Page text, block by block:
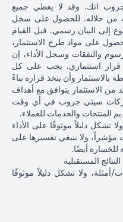
انك. وقد لا يغطي جميع
من خلاله. للحصول على سجل
إلى البيان رسمي. قبل القيام
على مواد طرح الاستثمار،
والنفقات وسجل الأداء، إن
قرار استثماري. يجب على كل
بالاستثمار وأن يتخذ قراره بناءً
من الاستثمار يتوافق مع أهداف
لشركات سيتي جروب في أي وقت
المنتجات والخدمات للعملاء.
تشكل دليلاً موثوقًا على الأداء
مؤشراً، ولا ينبغي تفسيرها على
للخسارة أيضًا.
المستقبلية
أمثلة، ولا تشكل دليلاً موثوقًا